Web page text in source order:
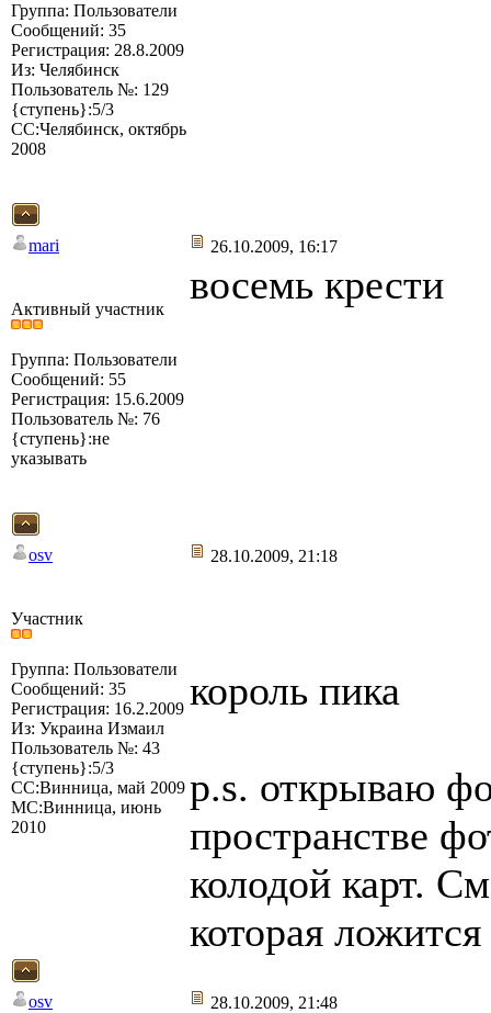
Группа: Пользователи
Сообщений: 35
Регистрация: 28.8.2009
Из: Челябинск
Пользователь №: 129
{ступень}:5/3
СС:Челябинск, октябрь
2008
mari 26.10.2009, 16:17
Активный участник
Группа: Пользователи
Сообщений: 55
Регистрация: 15.6.2009
Пользователь №: 76
{ступень}:не
указывать
восемь крести
osv 28.10.2009, 21:18
Участник
Группа: Пользователи
Сообщений: 35
Регистрация: 16.2.2009
Из: Украина Измаил
Пользователь №: 43
{ступень}:5/3
СС:Винница, май 2009
МС:Винница, июнь
2010
король пика
p.s. открываю
пространстве
колодой карт.
которая
osv 28.10.2009, 21:48